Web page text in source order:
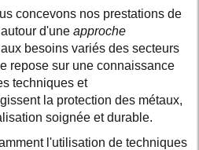
concevons nos prestations de
d'une approche
besoins variés des secteurs
repose sur une connaissance
techniques et
la protection des métaux,
soignée et durable.
l'utilisation de techniques